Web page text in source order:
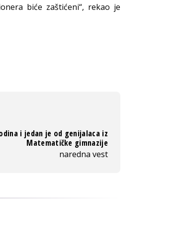
biće zaštićeni“, rekao je
i jedan je od genijalaca iz
Matematičke gimnazije
naredna vest